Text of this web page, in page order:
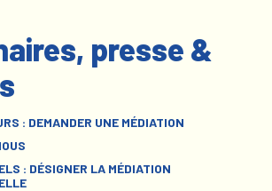
presse &
: DEMANDER UNE MÉDIATION
: DÉSIGNER LA MÉDIATION